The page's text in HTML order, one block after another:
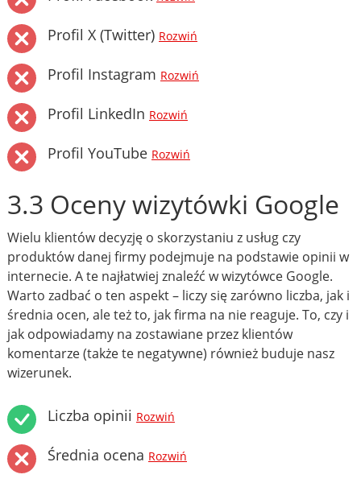
Profil X (Twitter) Rozwiń
Profil Instagram Rozwiń
Profil LinkedIn Rozwiń
Profil YouTube Rozwiń
3.3 Oceny wizytówki Google
Wielu klientów decyzję o skorzystaniu z usług czy
produktów danej firmy podejmuje na podstawie opinii w
internecie. A te najłatwiej znaleźć w wizytówce Google.
Warto zadbać o ten aspekt – liczy się zarówno liczba, jak i
średnia ocen, ale też to, jak firma na nie reaguje. To, czy i
jak odpowiadamy na zostawiane przez klientów
komentarze (także te negatywne) również buduje nasz
wizerunek.
Liczba opinii Rozwiń
Średnia ocena Rozwiń